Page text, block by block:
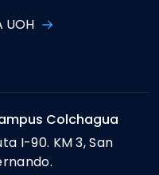
UOH
Colchagua
I-90. KM 3, San